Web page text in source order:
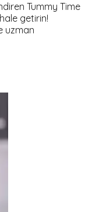
Tummy Time
getirin!
uzman